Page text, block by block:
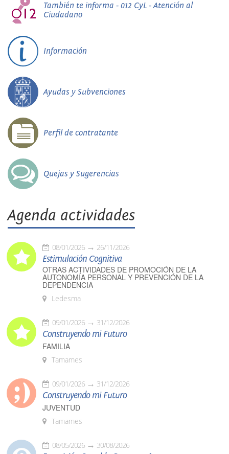
También te informa - 012 CyL - Atención al
Ciudadano
Información
Ayudas y Subvenciones
Perfil de contratante
Quejas y Sugerencias
Agenda actividades
08/01/2026 26/11/2026
Estimulación Cognitiva
OTRAS ACTIVIDADES DE PROMOCIÓN DE LA
AUTONOMÍA PERSONAL Y PREVENCIÓN DE LA
DEPENDENCIA
Ledesma
09/01/2026 31/12/2026
Construyendo mi Futuro
FAMILIA
Tamames
09/01/2026 31/12/2026
Construyendo mi Futuro
JUVENTUD
Tamames
08/05/2026 30/08/2026